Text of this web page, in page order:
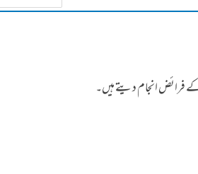
کے فرائض انجام دیتے ہیں۔